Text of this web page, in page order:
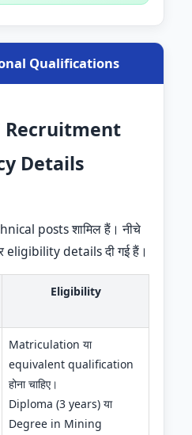
Qualifications
Recruitment
Details
posts शामिल हैं। नीचे
details दी गई हैं।
Eligibility
Matriculation या
equivalent qualification
होना चाहिए।
Diploma (3 years) या
Degree in Mining